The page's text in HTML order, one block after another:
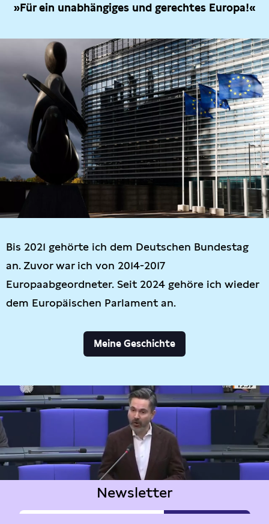
»Für ein unabhängiges und gerechtes Europa!«
Bis 2021 gehörte ich dem Deutschen Bundestag
an. Zuvor war ich von 2014-2017
Europaabgeordneter. Seit 2024 gehöre ich wieder
dem Europäischen Parlament an.
Meine Geschichte
Newsletter